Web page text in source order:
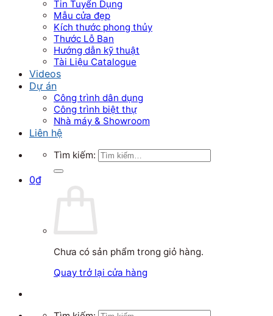
Tin Tuyển Dụng
Mẫu cửa đẹp
Kích thước phong thủy
Thước Lỗ Ban
Hướng dẫn kỹ thuật
Tài Liệu Catalogue
Videos
Dự án
Công trình dân dụng
Công trình biệt thự
Nhà máy & Showroom
Liên hệ
Tìm kiếm:
0₫
Chưa có sản phẩm trong giỏ hàng.
Quay trở lại cửa hàng